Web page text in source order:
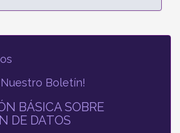
Boletín!
BÁSICA SOBRE
DE DATOS